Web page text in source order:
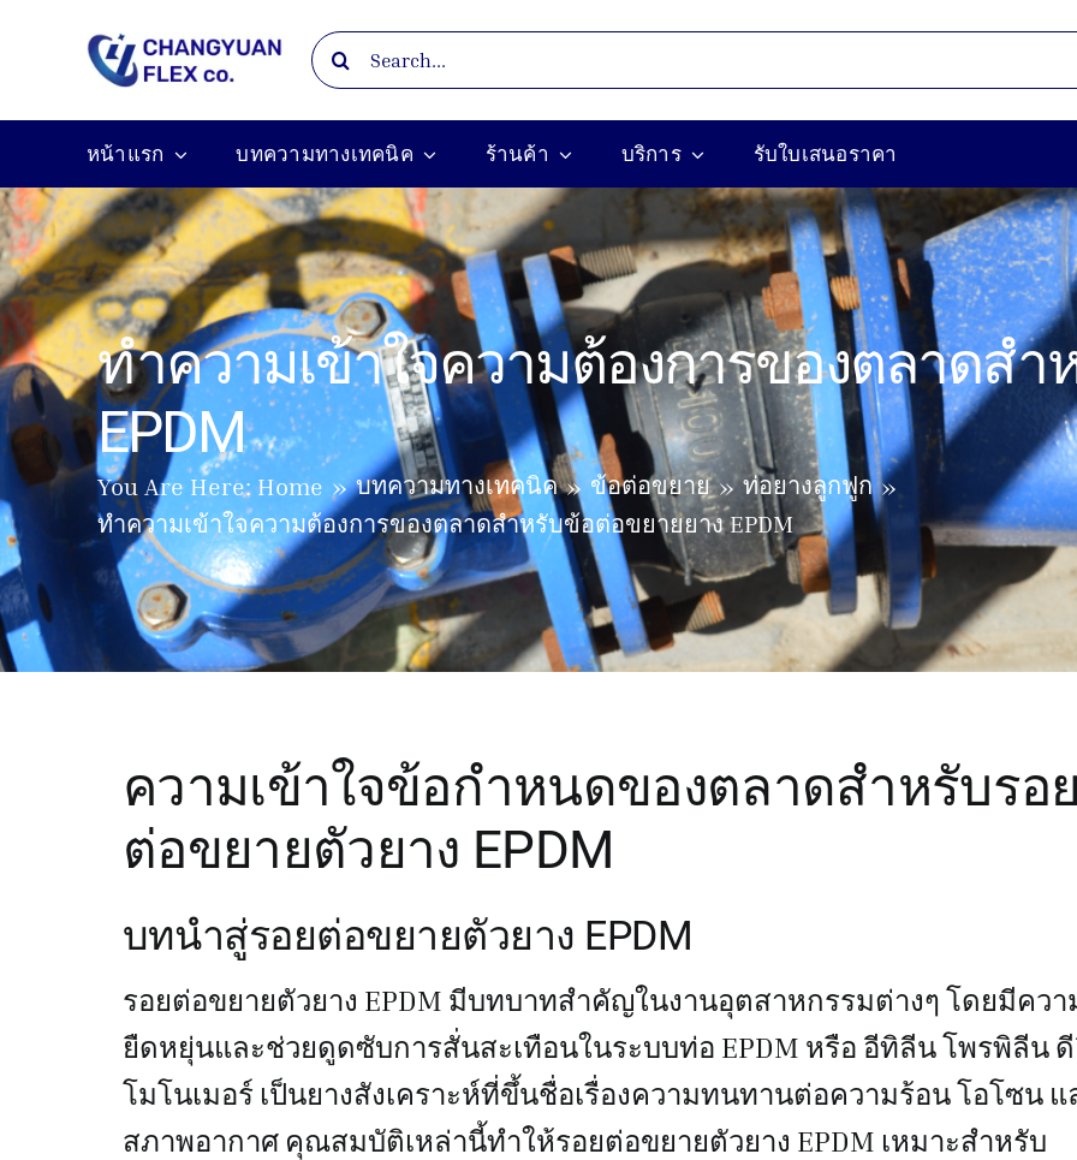
content
Search
for:
หน้าแรก บทความทางเทคนิค ร้านค้า บริการ รับใบเสนอราคา
ทำความเข้าใจความต้องการของตลาดสำ
EPDM
You Are Here: Home บทความทางเทคนิค ข้อต่อขยาย
ท่อยางลูกฟูก
ทำความเข้าใจความต้องการของตลาดสำหรับข้อต่อขยายยาง EPDM
ความเข้าใจข้อกำหนดของตลาดสำหรับรอย
ต่อขยายตัวยาง EPDM
บทนำสู่รอยต่อขยายตัวยาง EPDM
รอยต่อขยายตัวยาง EPDM มีบทบาทสำคัญในงานอุตสาหกรรมต่างๆ โดยมีควา
ยืดหยุ่นและช่วยดูดซับการสั่นสะเทือนในระบบท่อ EPDM หรือ อีทิลีน โพรพิลีน
โมโนเมอร์ เป็นยางสังเคราะห์ที่ขึ้นชื่อเรื่องความทนทานต่อความร้อน โอโซน แ
สภาพอากาศ คุณสมบัติเหล่านี้ทำให้รอยต่อขยายตัวยาง EPDM เหมาะสำหรับ